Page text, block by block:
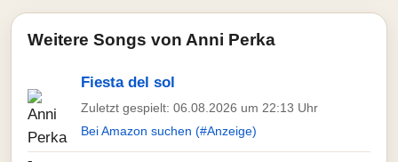
Weitere Songs von Anni Perka
Fiesta del sol
Zuletzt gespielt: 06.08.2026 um 22:13 Uhr
Bei Amazon suchen (#Anzeige)